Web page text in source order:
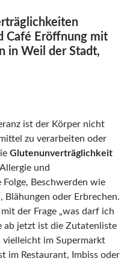
Café Eröffnung mit
in Weil der Stadt,
ist der Körper nicht
zu verarbeiten oder
Glutenunverträglichkeit
und
Beschwerden wie
Blähungen oder Erbrechen.
der Frage „was darf ich
ab jetzt ist die Zutatenliste
vielleicht im Supermarkt
im Restaurant, Imbiss oder